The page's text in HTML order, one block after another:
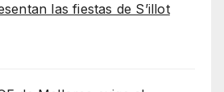
las fiestas de S’illot